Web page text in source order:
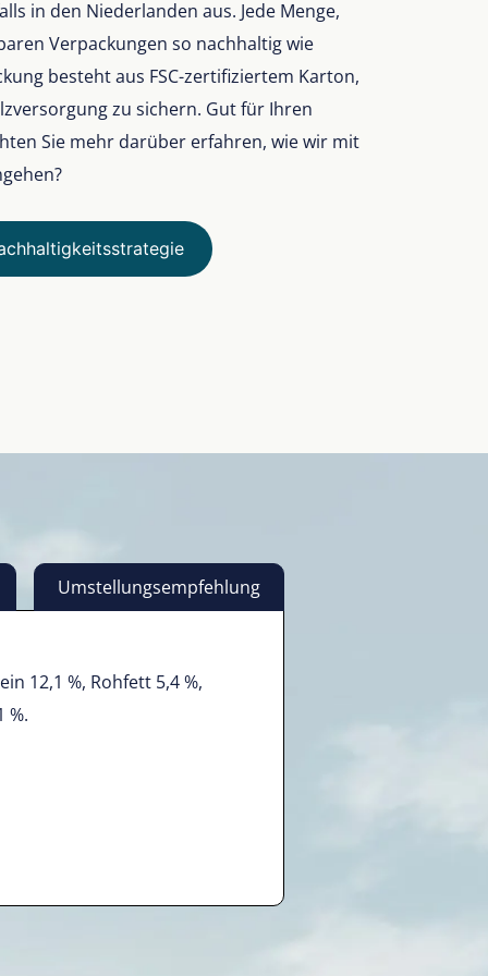
in den Niederlanden aus. Jede Menge,
Verpackungen so nachhaltig wie
besteht aus FSC-zertifiziertem Karton,
zu sichern. Gut für Ihren
Sie mehr darüber erfahren, wie wir mit
Umstellungsempfehlung
12,1 %, Rohfett 5,4 %,
%.